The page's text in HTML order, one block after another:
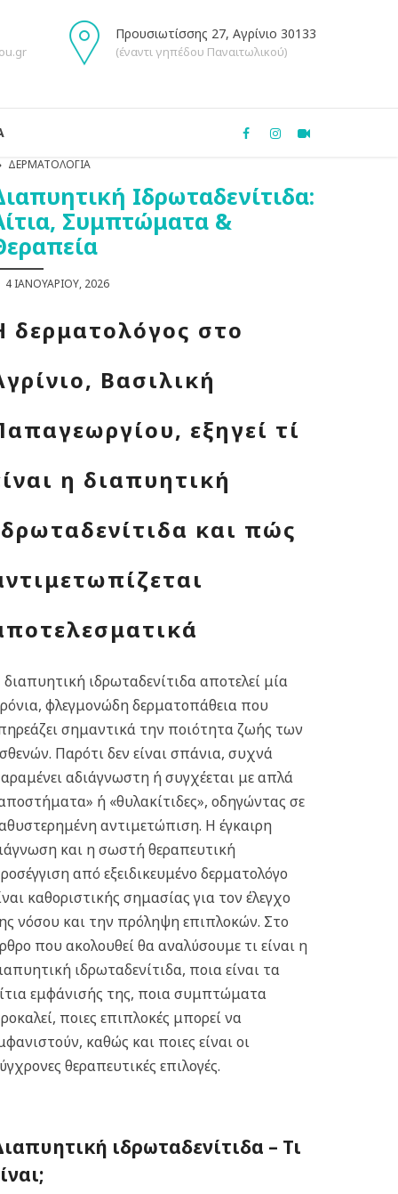
Προυσιωτίσσης 27, Αγρίνιο 30133
(έναντι γηπέδου Παναιτωλικού)
ΔΕΡΜΑΤΟΛΟΓΊΑ
Ιδρωταδενίτιδα:
Συμπτώματα &
4 ΙΑΝΟΥΑΡΊΟΥ, 2026
δερματολόγος στο
Βασιλική
εξηγεί τί
η διαπυητική
και πώς
ιδρωταδενίτιδα αποτελεί μία
φλεγμονώδη δερματοπάθεια που
σημαντικά την ποιότητα ζωής των
Παρότι δεν είναι σπάνια, συχνά
αδιάγνωστη ή συγχέεται με απλά
ή «θυλακίτιδες», οδηγώντας σε
αντιμετώπιση. Η έγκαιρη
και η σωστή θεραπευτική
από εξειδικευμένο δερματολόγο
καθοριστικής σημασίας για τον έλεγχο
νόσου και την πρόληψη επιπλοκών. Στο
που ακολουθεί θα αναλύσουμε τι είναι η
ιδρωταδενίτιδα, ποια είναι τα
εμφάνισής της, ποια συμπτώματα
ποιες επιπλοκές μπορεί να
καθώς και ποιες είναι οι
θεραπευτικές επιλογές.
ιδρωταδενίτιδα – Τι